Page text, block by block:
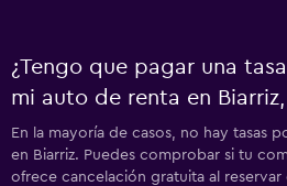
¿Tengo que pagar una
mi auto de renta en Biarriz,
En la mayoría de casos, no hay tasas
en Biarriz. Puedes comprobar si tu
ofrece cancelación gratuita al